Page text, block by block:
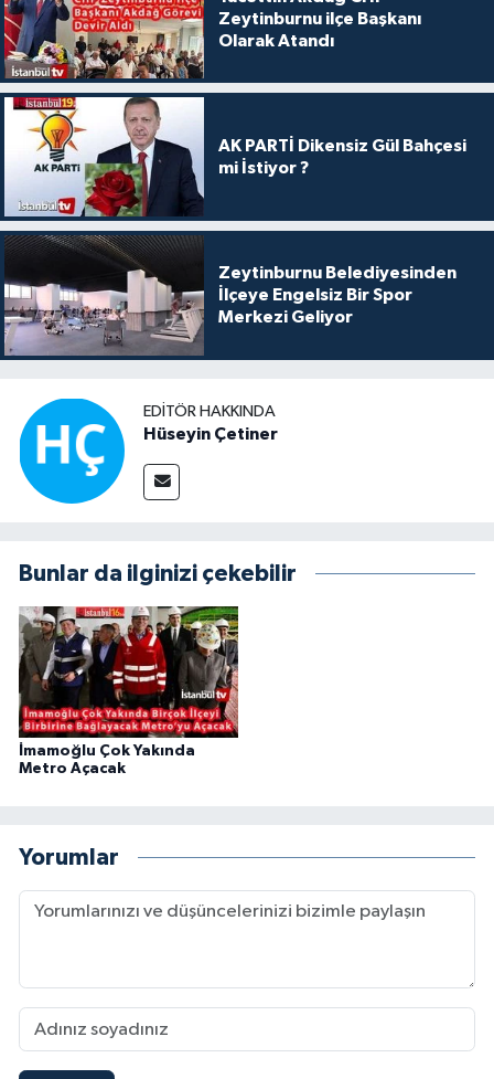
Zeytinburnu ilçe Başkanı
Olarak Atandı
AK PARTİ Dikensiz Gül Bahçesi
mi İstiyor ?
Zeytinburnu Belediyesinden
İlçeye Engelsiz Bir Spor
Merkezi Geliyor
EDITÖR HAKKINDA
Hüseyin Çetiner
Bunlar da ilginizi çekebilir
İmamoğlu Çok Yakında
Metro Açacak
Yorumlar